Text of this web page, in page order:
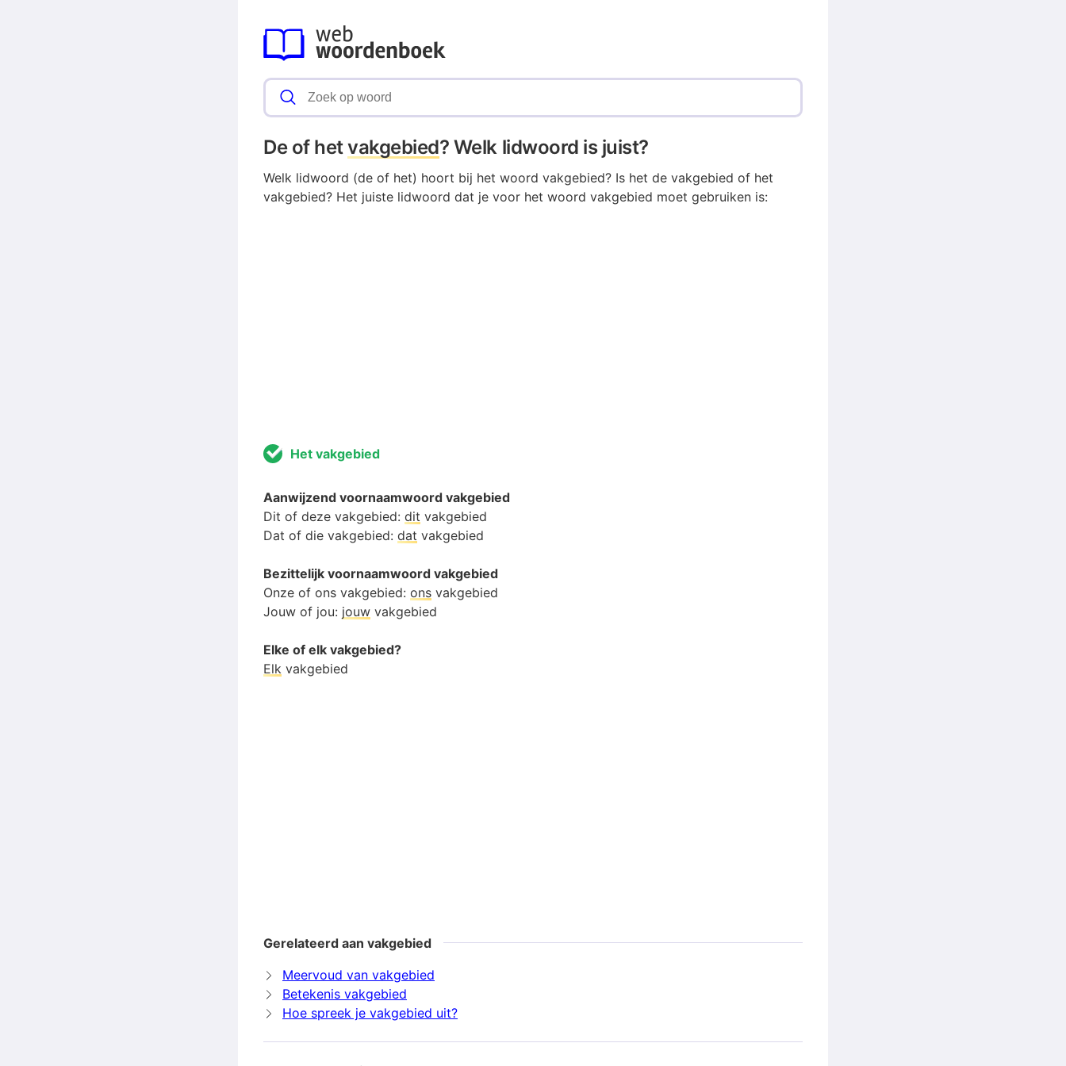
De of hetvakgebied? Welk lidwoord is juist?
Welk lidwoord (de of het) hoort bij het woord vakgebied? Is het de vakgebied of het
vakgebied? Het juiste lidwoord dat je voor het woord vakgebied moet gebruiken is:
Het vakgebied
Aanwijzend voornaamwoord vakgebied
Dit of deze vakgebied: dit vakgebied
Dat of die vakgebied: dat vakgebied
Bezittelijk voornaamwoord vakgebied
Onze of ons vakgebied: ons vakgebied
Jouw of jou: jouw vakgebied
Elke of elk vakgebied?
Elk vakgebied
Gerelateerd aan vakgebied
Meervoud van vakgebied
Betekenis vakgebied
Hoe spreek je vakgebied uit?